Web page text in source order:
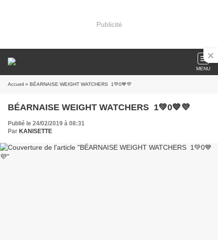
Publicité
MENU
Accueil » BÉARNAISE WEIGHT WATCHERS 1💚0💙💜
BÉARNAISE WEIGHT WATCHERS 1💚0💙💜
Publié le 24/02/2019 à 08:31
Par KANISETTE